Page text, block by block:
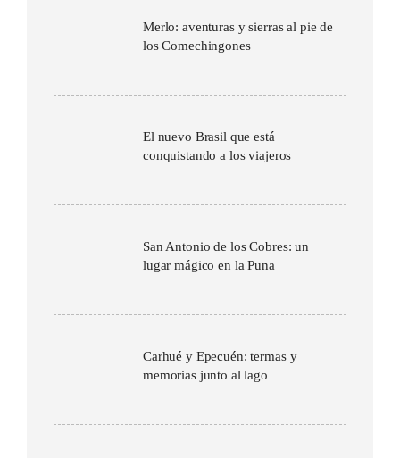
Merlo: aventuras y sierras al pie de
los Comechingones
El nuevo Brasil que está
conquistando a los viajeros
San Antonio de los Cobres: un
lugar mágico en la Puna
Carhué y Epecuén: termas y
memorias junto al lago